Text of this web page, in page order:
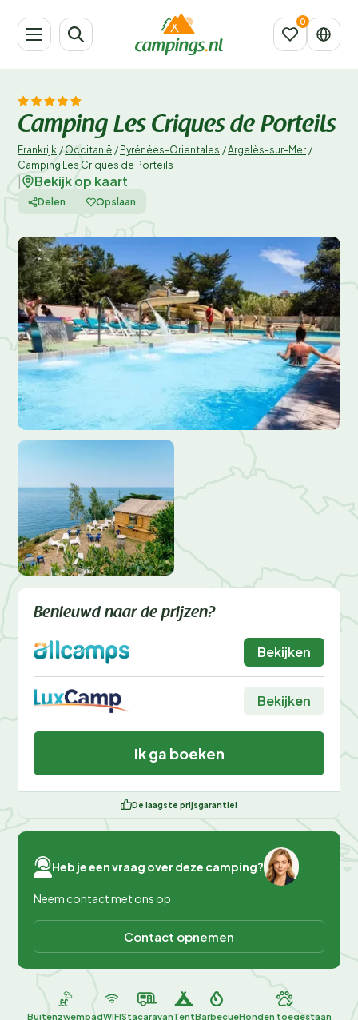
Camping Les Criques de Porteils
Frankrijk / Occitanië / Pyrénées-Orientales /Argelès-sur-Mer /
Camping Les Criques de Porteils
Bekijk op kaart
Delen Opslaan
Benieuwd naar de prijzen?
Bekijken
Bekijken
Ik ga boeken
De laagste prijsgarantie!
Heb je een vraag over deze camping?
Neem contact met ons op
Contact opnemen
BuitenzwembadWIFIStacaravanTentBarbecueHonden toegestaan